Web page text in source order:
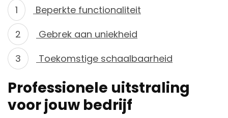
Beperkte functionaliteit
Gebrek aan uniekheid
Toekomstige schaalbaarheid
Professionele uitstraling
voor jouw bedrijf